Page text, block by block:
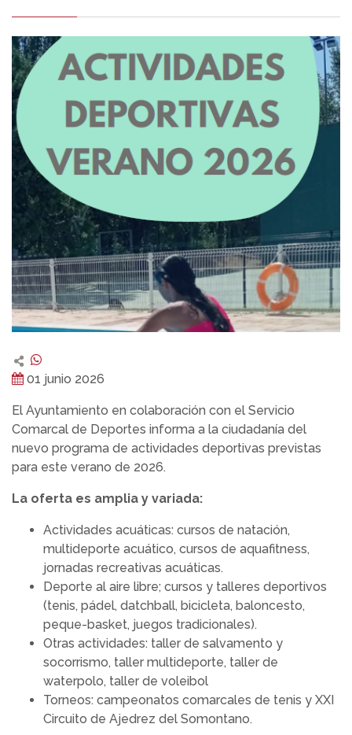
01 junio 2026
El Ayuntamiento en colaboración con el Servicio
Comarcal de Deportes informa a la ciudadanía del
nuevo programa de actividades deportivas previstas
para este verano de 2026.
La oferta es amplia y variada:
Actividades acuáticas: cursos de natación,
multideporte acuático, cursos de aquafitness,
jornadas recreativas acuáticas.
Deporte al aire libre; cursos y talleres deportivos
(tenis, pádel, datchball, bicicleta, baloncesto,
peque-basket, juegos tradicionales).
Otras actividades: taller de salvamento y
socorrismo, taller multideporte, taller de
waterpolo, taller de voleibol
Torneos: campeonatos comarcales de tenis y XXI
Circuito de Ajedrez del Somontano.